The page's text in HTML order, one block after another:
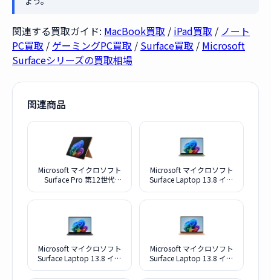
関連する買取ガイド: MacBook買取 / iPad買取 / ノート
PC買取 / ゲーミングPC買取 / Surface買取 / Microsoft
Surfaceシリーズの買取相場
関連商品
Microsoft マイクロソフト
Surface Pro 第12世代
73304 デューン
Microsoft マイクロソフト
Surface Laptop 13.8 イン
ェイド
Microsoft マイクロソフト
Surface Laptop 13.8 イン
ラック
Microsoft マイクロソフト
Surface Laptop 13.8 イン
ューン